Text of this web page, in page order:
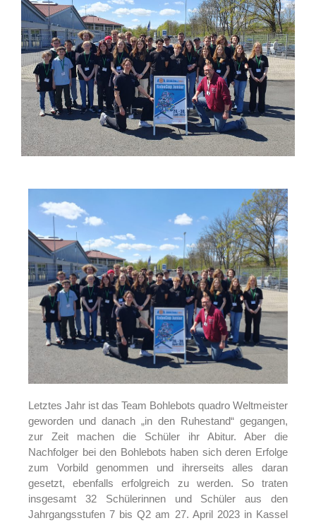
Letztes Jahr ist das Team Bohlebots quadro Weltmeister
geworden und danach „in den Ruhestand“ gegangen,
zur Zeit machen die Schüler ihr Abitur. Aber die
Nachfolger bei den Bohlebots haben sich deren Erfolge
zum Vorbild genommen und ihrerseits alles daran
gesetzt, ebenfalls erfolgreich zu werden. So traten
insgesamt 32 Schülerinnen und Schüler aus den
Jahrgangsstufen 7 bis Q2 am 27. April 2023 in Kassel